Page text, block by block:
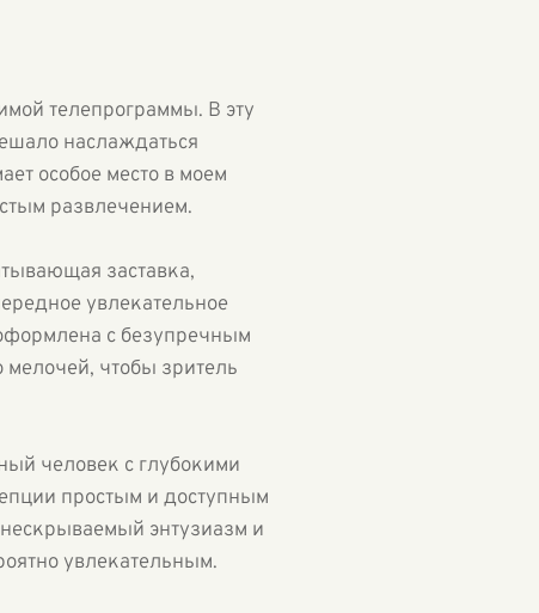
телепрограммы. В эту
наслаждаться
особое место в моем
развлечением.
заставка,
увлекательное
с безупречным
чтобы зритель
человек с глубокими
простым и доступным
энтузиазм и
увлекательным.